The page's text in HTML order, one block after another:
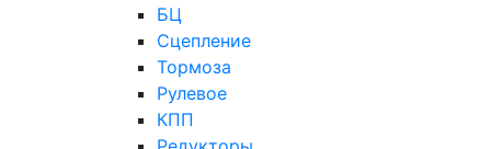
БЦ
Сцепление
Тормоза
Рулевое
КПП